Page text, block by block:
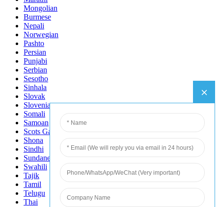
Mongolian
Burmese
Nepali
Norwegian
Pashto
Persian
Punjabi
Serbian
Sesotho
Sinhala
Slovak
Slovenian
Somali
Samoan
Scots Gaelic
Shona
Sindhi
Sundanese
Swahili
Tajik
Tamil
Telugu
Thai